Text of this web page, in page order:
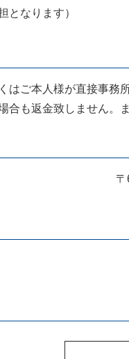
となります）
はご本人様が直接事務
合も返金致しません。